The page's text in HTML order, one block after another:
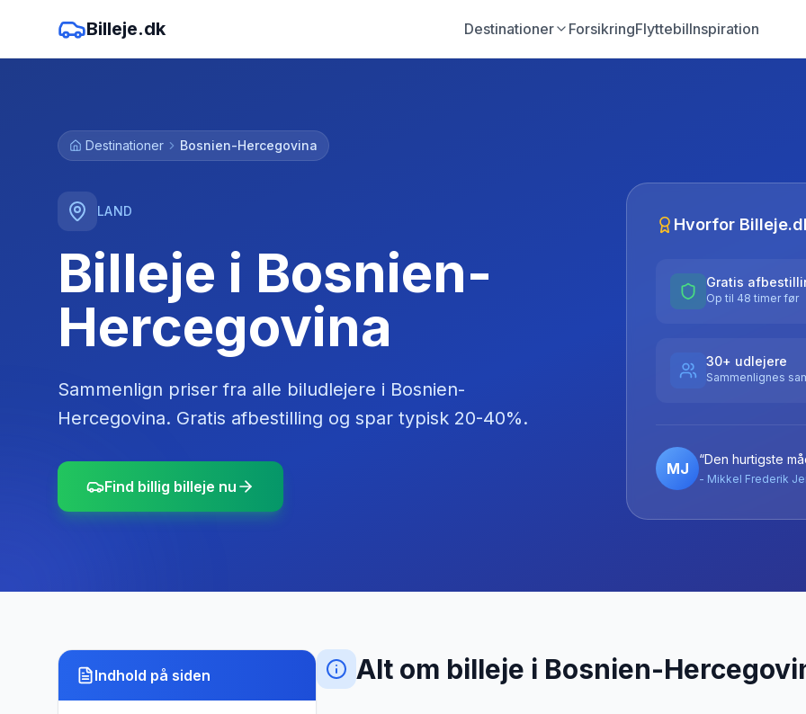
Billeje.dk Destinationer ForsikringFlyttebilInspiration
Destinationer Bosnien-Hercegovina
LAND
Billeje i Bosnien-
Hercegovina
Sammenlign priser fra alle biludlejere i Bosnien-
Hercegovina. Gratis afbestilling og spar typisk 20-40%.
Find billig billeje nu
Hvorfor
Gratis
Op til 48 timer før
30+ udlejere
Sammenlignes
MJ
“Den hurtigste
- Mikkel Frederik
Indhold på siden Alt om billeje i Bosnien-